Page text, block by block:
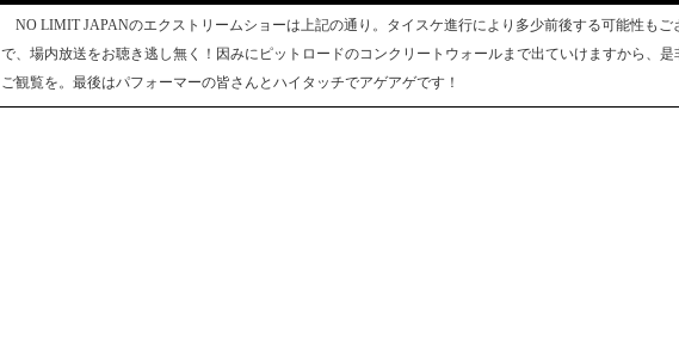
NO LIMIT JAPANのエクストリームショーは上記の通り。タイスケ進行により多少前後する可能性もご
で、場内放送をお聴き逃し無く！因みにピットロードのコンクリートウォールまで出ていけますから、是
ご観覧を。最後はパフォーマーの皆さんとハイタッチでアゲアゲです！